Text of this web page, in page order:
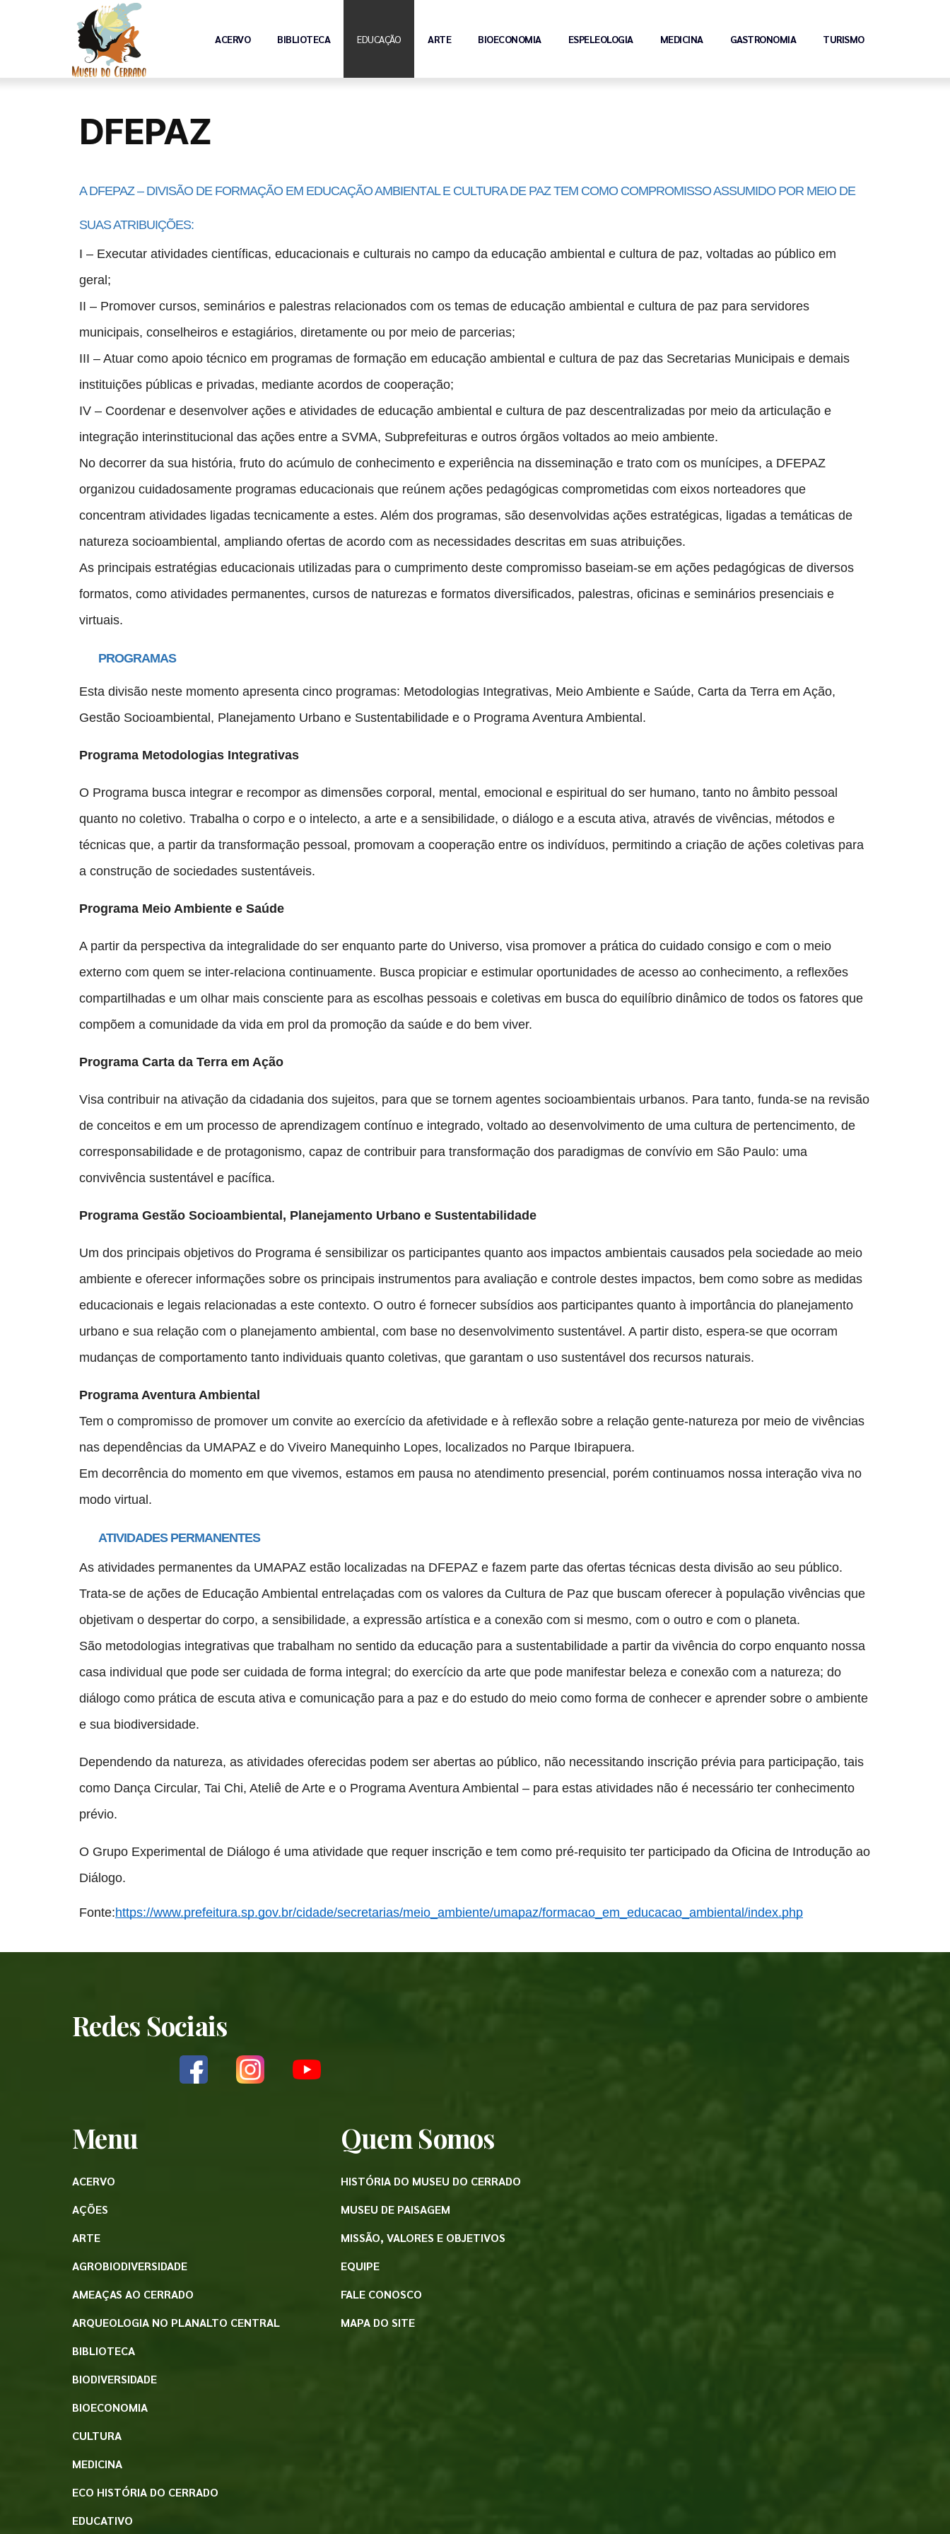
ACERVO BIBLIOTECA EDUCAÇÃO ARTE BIOECONOMIA ESPELEOLOGIA MEDICINA GASTRONOMIA TURISMO
DFEPAZ
A DFEPAZ – DIVISÃO DE FORMAÇÃO EM EDUCAÇÃO AMBIENTAL E CULTURA DE PAZ TEM COMO COMPROMISSO ASSUMIDO POR MEIO DE
SUAS ATRIBUIÇÕES:
I – Executar atividades científicas, educacionais e culturais no campo da educação ambiental e cultura de paz, voltadas ao público em
geral;
II – Promover cursos, seminários e palestras relacionados com os temas de educação ambiental e cultura de paz para servidores
municipais, conselheiros e estagiários, diretamente ou por meio de parcerias;
III – Atuar como apoio técnico em programas de formação em educação ambiental e cultura de paz das Secretarias Municipais e demais
instituições públicas e privadas, mediante acordos de cooperação;
IV – Coordenar e desenvolver ações e atividades de educação ambiental e cultura de paz descentralizadas por meio da articulação e
integração interinstitucional das ações entre a SVMA, Subprefeituras e outros órgãos voltados ao meio ambiente.
No decorrer da sua história, fruto do acúmulo de conhecimento e experiência na disseminação e trato com os munícipes, a DFEPAZ
organizou cuidadosamente programas educacionais que reúnem ações pedagógicas comprometidas com eixos norteadores que
concentram atividades ligadas tecnicamente a estes. Além dos programas, são desenvolvidas ações estratégicas, ligadas a temáticas de
natureza socioambiental, ampliando ofertas de acordo com as necessidades descritas em suas atribuições.
As principais estratégias educacionais utilizadas para o cumprimento deste compromisso baseiam-se em ações pedagógicas de diversos
formatos, como atividades permanentes, cursos de naturezas e formatos diversificados, palestras, oficinas e seminários presenciais e
virtuais.
PROGRAMAS
Esta divisão neste momento apresenta cinco programas: Metodologias Integrativas, Meio Ambiente e Saúde, Carta da Terra em Ação,
Gestão Socioambiental, Planejamento Urbano e Sustentabilidade e o Programa Aventura Ambiental.
Programa Metodologias Integrativas
O Programa busca integrar e recompor as dimensões corporal, mental, emocional e espiritual do ser humano, tanto no âmbito pessoal
quanto no coletivo. Trabalha o corpo e o intelecto, a arte e a sensibilidade, o diálogo e a escuta ativa, através de vivências, métodos e
técnicas que, a partir da transformação pessoal, promovam a cooperação entre os indivíduos, permitindo a criação de ações coletivas para
a construção de sociedades sustentáveis.
Programa Meio Ambiente e Saúde
A partir da perspectiva da integralidade do ser enquanto parte do Universo, visa promover a prática do cuidado consigo e com o meio
externo com quem se inter-relaciona continuamente. Busca propiciar e estimular oportunidades de acesso ao conhecimento, a reflexões
compartilhadas e um olhar mais consciente para as escolhas pessoais e coletivas em busca do equilíbrio dinâmico de todos os fatores que
compõem a comunidade da vida em prol da promoção da saúde e do bem viver.
Programa Carta da Terra em Ação
Visa contribuir na ativação da cidadania dos sujeitos, para que se tornem agentes socioambientais urbanos. Para tanto, funda-se na revisão
de conceitos e em um processo de aprendizagem contínuo e integrado, voltado ao desenvolvimento de uma cultura de pertencimento, de
corresponsabilidade e de protagonismo, capaz de contribuir para transformação dos paradigmas de convívio em São Paulo: uma
convivência sustentável e pacífica.
Programa Gestão Socioambiental, Planejamento Urbano e Sustentabilidade
Um dos principais objetivos do Programa é sensibilizar os participantes quanto aos impactos ambientais causados pela sociedade ao meio
ambiente e oferecer informações sobre os principais instrumentos para avaliação e controle destes impactos, bem como sobre as medidas
educacionais e legais relacionadas a este contexto. O outro é fornecer subsídios aos participantes quanto à importância do planejamento
urbano e sua relação com o planejamento ambiental, com base no desenvolvimento sustentável. A partir disto, espera-se que ocorram
mudanças de comportamento tanto individuais quanto coletivas, que garantam o uso sustentável dos recursos naturais.
Programa Aventura Ambiental
Tem o compromisso de promover um convite ao exercício da afetividade e à reflexão sobre a relação gente-natureza por meio de vivências
nas dependências da UMAPAZ e do Viveiro Manequinho Lopes, localizados no Parque Ibirapuera.
Em decorrência do momento em que vivemos, estamos em pausa no atendimento presencial, porém continuamos nossa interação viva no
modo virtual.
ATIVIDADES PERMANENTES
As atividades permanentes da UMAPAZ estão localizadas na DFEPAZ e fazem parte das ofertas técnicas desta divisão ao seu público.
Trata-se de ações de Educação Ambiental entrelaçadas com os valores da Cultura de Paz que buscam oferecer à população vivências que
objetivam o despertar do corpo, a sensibilidade, a expressão artística e a conexão com si mesmo, com o outro e com o planeta.
São metodologias integrativas que trabalham no sentido da educação para a sustentabilidade a partir da vivência do corpo enquanto nossa
casa individual que pode ser cuidada de forma integral; do exercício da arte que pode manifestar beleza e conexão com a natureza; do
diálogo como prática de escuta ativa e comunicação para a paz e do estudo do meio como forma de conhecer e aprender sobre o ambiente
e sua biodiversidade.
Dependendo da natureza, as atividades oferecidas podem ser abertas ao público, não necessitando inscrição prévia para participação, tais
como Dança Circular, Tai Chi, Ateliê de Arte e o Programa Aventura Ambiental – para estas atividades não é necessário ter conhecimento
prévio.
O Grupo Experimental de Diálogo é uma atividade que requer inscrição e tem como pré-requisito ter participado da Oficina de Introdução ao
Diálogo.
Fonte:https://www.prefeitura.sp.gov.br/cidade/secretarias/meio_ambiente/umapaz/formacao_em_educacao_ambiental/index.php
Redes Sociais
Menu
ACERVO
AÇÕES
ARTE
AGROBIODIVERSIDADE
AMEAÇAS AO CERRADO
ARQUEOLOGIA NO PLANALTO CENTRAL
BIBLIOTECA
BIODIVERSIDADE
BIOECONOMIA
CULTURA
MEDICINA
ECO HISTÓRIA DO CERRADO
EDUCATIVO
Quem Somos
HISTÓRIA DO MUSEU DO CERRADO
MUSEU DE PAISAGEM
MISSÃO, VALORES E OBJETIVOS
EQUIPE
FALE CONOSCO
MAPA DO SITE